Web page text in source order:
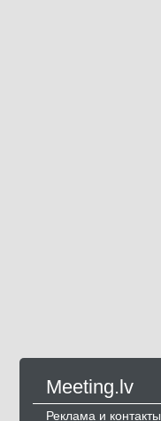
Meeting.lv
Реклама и контакты